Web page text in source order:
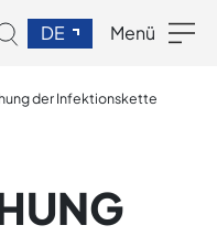
DE Menü
der Infektionskette